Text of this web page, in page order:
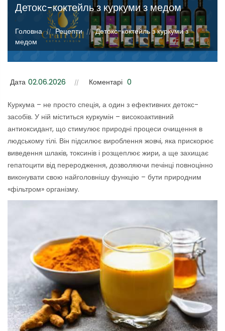
Детокс-коктейль з куркуми з медом
;
Головна // Рецепти // Детокс-коктейль з куркуми з
медом
Дата 02.06.2026 Коментарі 0
Куркума – не просто спеція, а один з ефективних детокс-
засобів. У ній міститься куркумін – високоактивний
антиоксидант, що стимулює природні процеси очищення в
людському тілі. Він підсилює вироблення жовчі, яка прискорює
виведення шлаків, токсинів і розщеплює жири, а ще захищає
гепатоцити від переродження, дозволяючи печінці повноцінно
виконувати свою найголовнішу функцію – бути природним
«фільтром» організму.